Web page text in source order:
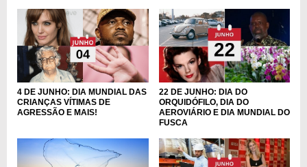
4 DE JUNHO: DIA MUNDIAL DAS
CRIANÇAS VÍTIMAS DE
AGRESSÃO E MAIS!
22 DE JUNHO: DIA DO
ORQUIDÓFILO, DIA DO
AEROVIÁRIO E DIA MUNDIAL DO
FUSCA